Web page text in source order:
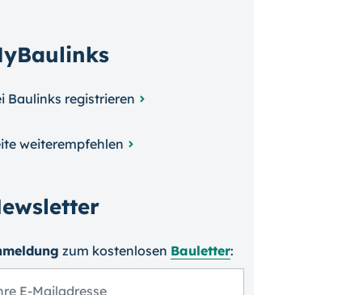
Baulinks registrieren
weiterempfehlen
zum kosten­losen Bauletter: